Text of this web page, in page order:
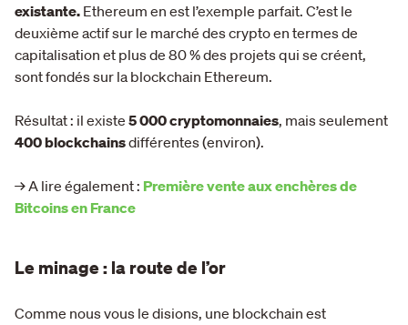
existante. Ethereum en est l’exemple parfait. C’est le
deuxième actif sur le marché des crypto en termes de
capitalisation et plus de 80 % des projets qui se créent,
sont fondés sur la blockchain Ethereum.
Résultat : il existe 5 000 cryptomonnaies, mais seulement
400 blockchainsdifférentes (environ).
→ A lire également : Première vente aux enchères de
Bitcoins en France
Le minage : la route de l’or
Comme nous vous le disions, une blockchain est